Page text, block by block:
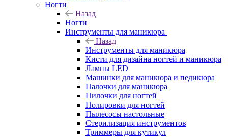
Ногти
Назад
Ногти
Инструменты для маникюра
Назад
Инструменты для маникюра
Кисти для дизайна ногтей и маникюра
Лампы LED
Машинки для маникюра и педикюра
Палочки для маникюра
Пилочки для ногтей
Полировки для ногтей
Пылесосы настольные
Стерилизация инструментов
Триммеры для кутикул